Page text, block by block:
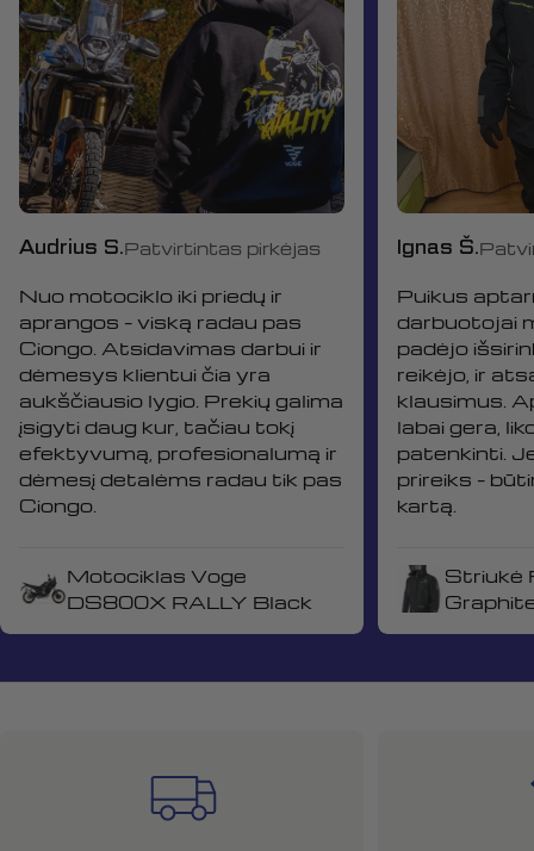
Audrius S.Patvirtintas pirkėjas
Nuo motociklo iki priedų ir
aprangos – viską radau pas
Ciongo. Atsidavimas darbui ir
dėmesys klientui čia yra
aukščiausio lygio. Prekių galima
įsigyti daug kur, tačiau tokį
efektyvumą, profesionalumą ir
dėmesį detalėms radau tik pas
Ciongo.
Motociklas Voge
DS800X RALLY Black
Ignas Š.
Puikus
darbuotojai
padėjo
reikėjo, ir
klausimus.
labai gera,
patenkinti.
prireiks –
kartą.
Striukė